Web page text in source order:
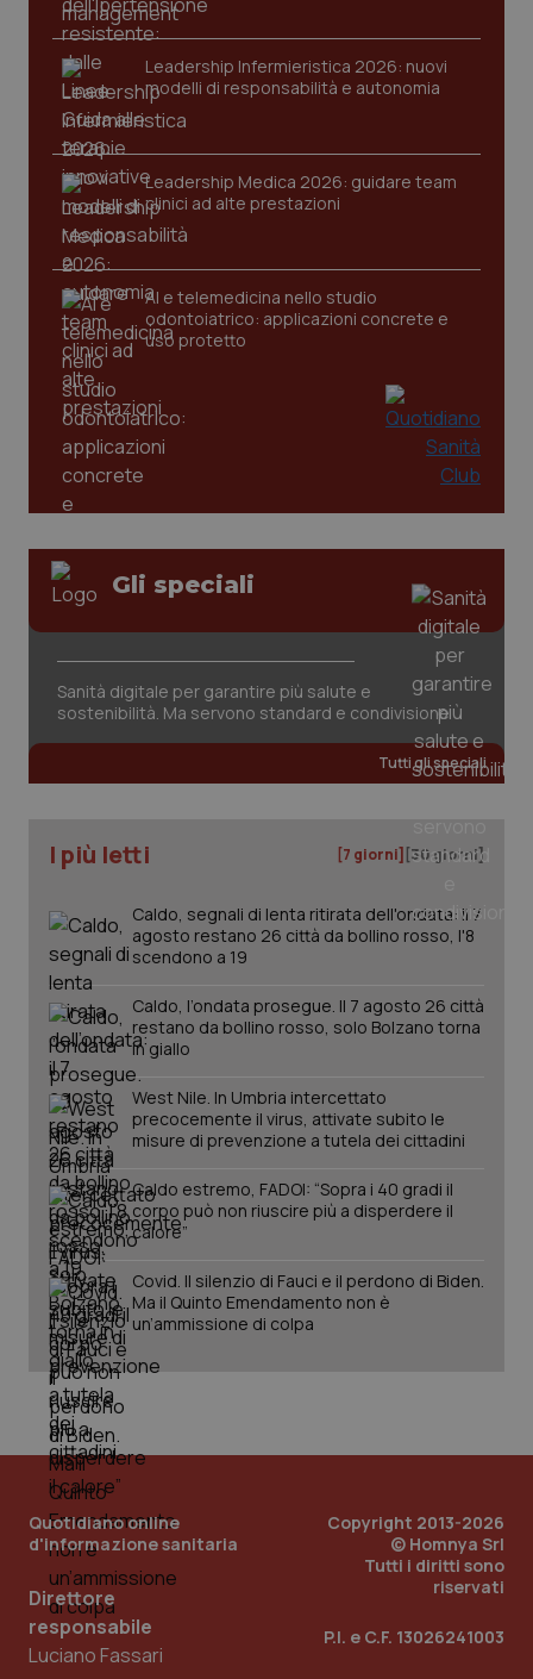
Leadership Infermieristica 2026: nuovi
modelli di responsabilità e autonomia
Leadership Medica 2026: guidare team
clinici ad alte prestazioni
AI e telemedicina nello studio
odontoiatrico: applicazioni concrete e
uso protetto
Gli speciali
Sanità digitale per garantire più salute e
sostenibilità. Ma servono standard e condivisione
Tutti gli speciali
I più letti [7 giorni] [30 giorni]
Caldo, segnali di lenta ritirata dell'ondata: il 7
agosto restano 26 città da bollino rosso, l'8
scendono a 19
Caldo, l’ondata prosegue. Il 7 agosto 26 città
restano da bollino rosso, solo Bolzano torna
in giallo
West Nile. In Umbria intercettato
precocemente il virus, attivate subito le
misure di prevenzione a tutela dei cittadini
Caldo estremo, FADOI: “Sopra i 40 gradi il
corpo può non riuscire più a disperdere il
calore”
Covid. Il silenzio di Fauci e il perdono di Biden.
Ma il Quinto Emendamento non è
un’ammissione di colpa
Quotidiano online
d'informazione sanitaria
Direttore
responsabile
Luciano Fassari
Copyright 2013-2026
© Homnya Srl
Tutti i diritti sono
riservati
P.I. e C.F. 13026241003
tracking-sites-ironfish-
tracking-enable
tracking-sites-ironfish-
_ga
PHPSESSID
PHP.net
www.quotidianosanita.it
_ga_KM60CM4NPH .quotidianosanita.it
1
mese